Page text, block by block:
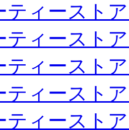
ティースト
ティースト
ティースト
ティースト
ティースト